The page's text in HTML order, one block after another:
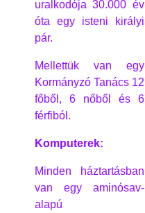
uralkodója 30.000 év
óta egy isteni királyi
pár.
Mellettük van egy
Kormányzó Tanács 12
főből, 6 nőből és 6
férfiból.
Komputerek:
Minden háztartásban
van egy aminósav-
alapú